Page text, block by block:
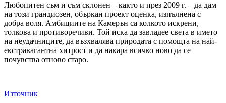
Любопитен съм и съм склонен – както и през 2009 г. – да дам
на този грандиозен, объркан проект оценка, изпълнена с
добра воля. Амбициите на Камерън са колкото искрени,
толкова и противоречиви. Той иска да завладее света в името
на неудачниците, да възхвалява природата с помощта на най-
екстравагантна хитрост и да накара всичко ново да се
почувства отново старо.
Източник